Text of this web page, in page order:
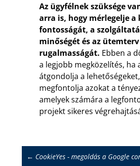
Az ügyfélnek szüksége
arra is, hogy mérlegelje a
fontosságát, a
minőségét és az ütemterv
rugalmasságát. Ebben a
a legjobb megközelítés, ha
átgondolja a
megfontolja azokat a
amelyek számára a
projekt sikeres
← CookieYes - megoldás a Google